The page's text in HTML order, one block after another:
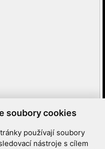
soubory cookies
používají soubory
nástroje s cílem